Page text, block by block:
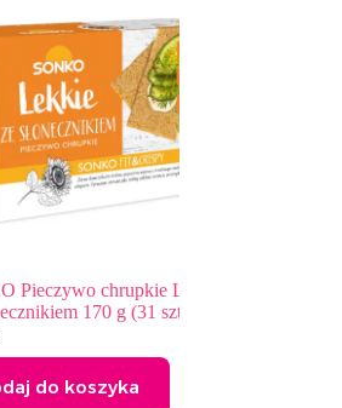
chrupkie Lekkie
170 g (31 sztuk)
koszyka